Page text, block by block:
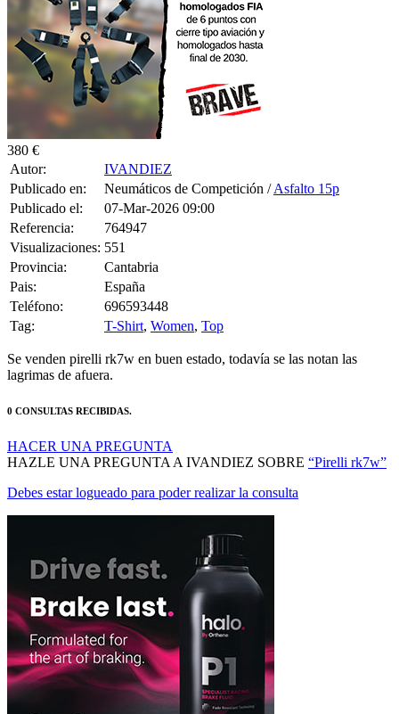
380 €
Autor:
IVANDIEZ
Publicado en:
Neumáticos de Competición /Asfalto 15p
Publicado el:
07-Mar-2026 09:00
Referencia:
764947
Visualizaciones: 551
Provincia:
Cantabria
Pais:
España
Teléfono:
696593448
Tag:
T-Shirt, Women, Top
Se venden pirelli rk7w en buen estado, todavía se las notan las
lagrimas de afuera.
0 CONSULTAS RECIBIDAS.
HACER UNA PREGUNTA
HAZLE UNA PREGUNTA A IVANDIEZ SOBRE “Pirelli rk7w”
Debes estar logueado para poder realizar la consulta